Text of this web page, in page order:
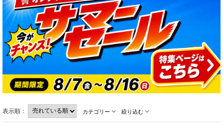
表示順： カテゴリー 絞り込む